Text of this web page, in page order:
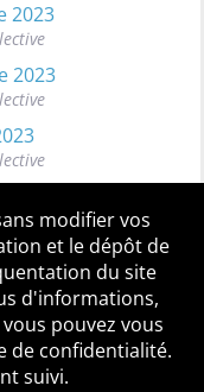
2023
2023
Accessibilité
Contact
modifier vos
et le dépôt de
du site
d'informations,
pouvez vous
de confidentialité.
suivi.